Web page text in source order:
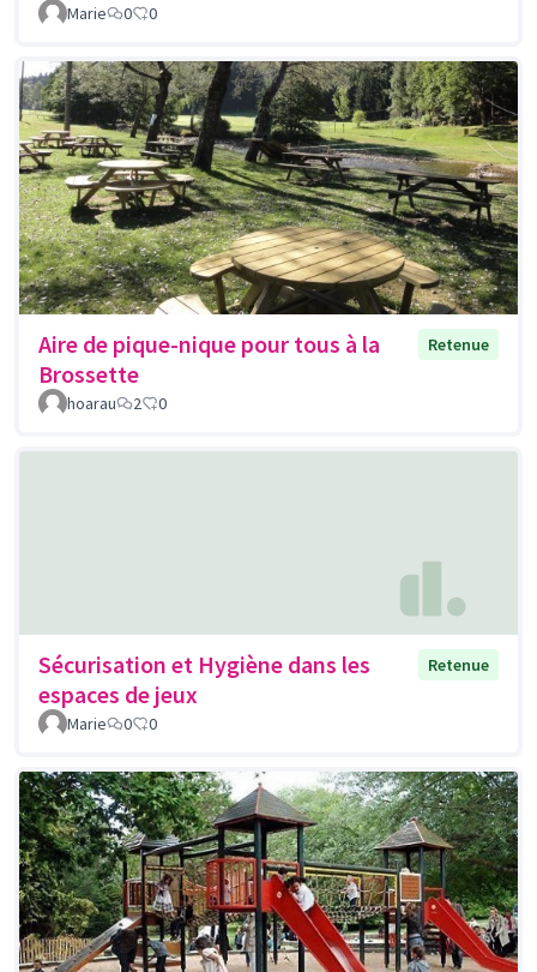
Marie
0 0
Aire de pique-nique pour tous à la
Brossette
Retenue
hoarau 2 0
Sécurisation et Hygiène dans les
espaces de jeux
Retenue
Marie 0 0